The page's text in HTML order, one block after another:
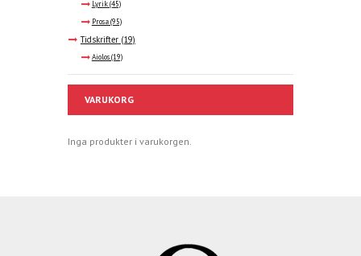
Lyrik(45)
Prosa(95)
Tidskrifter (19)
Aiolos(19)
VARUKORG
Inga produkter i varukorgen.